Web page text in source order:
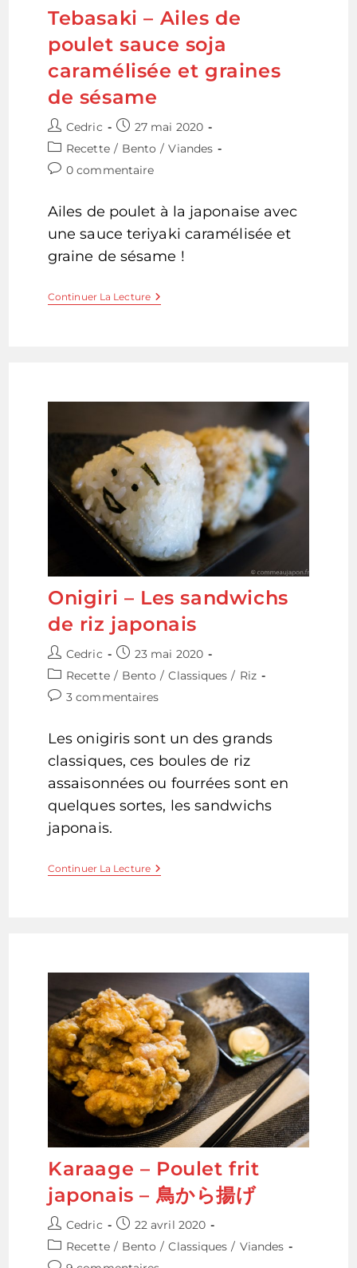
Tebasaki – Ailes de
poulet sauce soja
caramélisée et graines
de sésame
Auteur/autrice
de
la
publication :
Cedric
Publication
publiée :
27 mai 2020
Post
category:
Recette / Bento / Viandes
Commentaires
publication :
0 commentaire
Ailes de poulet à la japonaise avec
une sauce teriyaki caramélisée et
graine de sésame !
Continuer La LectureTebasaki
Et
Sésame
Onigiri – Les sandwichs
de riz japonais
Auteur/autrice
de
publication :
Cedric
Publication
publiée :
23 mai 2020
Post
category:
Recette / Bento / Classiques / Riz
Commentaires
publication :
3 commentaires
Les onigiris sont un des grands
classiques, ces boules de riz
assaisonnées ou fourrées sont en
quelques sortes, les sandwichs
japonais.
Continuer La LectureOnigiri
Karaage – Poulet frit
japonais – 鳥から揚げ
Auteur/autrice
de
la
Cedric
Publication
publiée :
22 avril 2020
Post
category:
Recette / Bento / Classiques / Viandes